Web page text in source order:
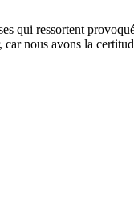
qui ressortent
car nous avons la